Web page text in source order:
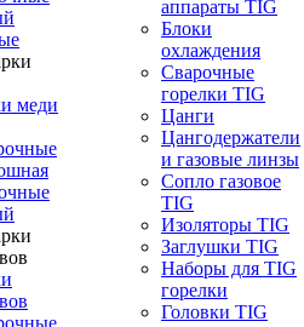
меди
аппараты TIG
Блоки
охлаждения
Сварочные
горелки TIG
Цанги
Цангодержатели
и газовые линзы
Сопло газовое
TIG
Изоляторы TIG
Заглушки TIG
Наборы для TIG
горелки
Головки TIG